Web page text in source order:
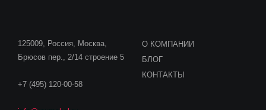
125009, Россия, Москва,
Брюсов пер., 2/14 строение 5
+7 (495) 120-00-58
О КОМПАНИИ
БЛОГ
КОНТАКТЫ